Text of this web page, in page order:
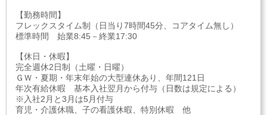
【勤務時間】
フレックスタイム制（日当り7時間45分、コアタイム無し）
標準時間 始業8:45－終業17:30
【休日・休暇】
完全週休2日制（土曜・日曜）
ＧＷ・夏期・年末年始の大型連休あり、年間121日
年次有給休暇 基本入社翌月から付与（日数は規定による）
※入社2月と3月は5月付与
育児・介護休職、子の看護休暇、特別休暇 他